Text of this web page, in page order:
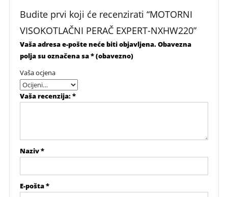
Budite prvi koji će recenzirati “MOTORNI
VISOKOTLAČNI PERAČ EXPERT-NXHW220”
Vaša adresa e-pošte neće biti objavljena.Obavezna
polja su označena sa* (obavezno)
Vaša ocjena
Vaša recenzija:*
Naziv*
E-pošta*